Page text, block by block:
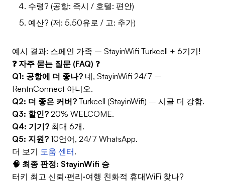
수령? (공항: 즉시 / 호텔: 편안)
예산? (저: 5.50유로 / 고: 추가)
예시 결과: 스페인 가족 – StayinWifi Turkcell + 6기기!
❓ 자주 묻는 질문 (FAQ) ❓
Q1: 공항에 더 좋나? 네, StayinWifi 24/7 –
RentnConnect 아니오.
Q2: 더 좋은 커버? Turkcell (StayinWifi) – 시골 더 강함.
Q3: 할인? 20% WELCOME.
Q4: 기기? 최대 6개.
Q5: 지원? 10언어, 24/7 WhatsApp.
더 보기 도움 센터.
🧠 최종 판정: StayinWifi 승
터키 최고 신뢰·편리·여행 친화적 휴대WiFi 찾나?